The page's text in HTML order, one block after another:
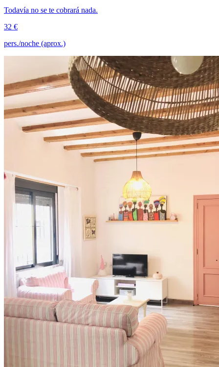
Todavía no se te cobrará nada.
32 €
pers./noche (aprox.)